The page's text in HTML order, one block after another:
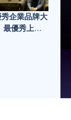
秀企業品牌大
最優秀上市
奬